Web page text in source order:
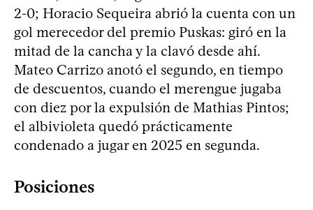
2-0; Horacio Sequeira abrió la cuenta con un
gol merecedor del premio Puskas: giró en la
mitad de la cancha y la clavó desde ahí.
Mateo Carrizo anotó el segundo, en tiempo
de descuentos, cuando el merengue jugaba
con diez por la expulsión de Mathias Pintos;
el albivioleta quedó prácticamente
condenado a jugar en 2025 en segunda.
Posiciones